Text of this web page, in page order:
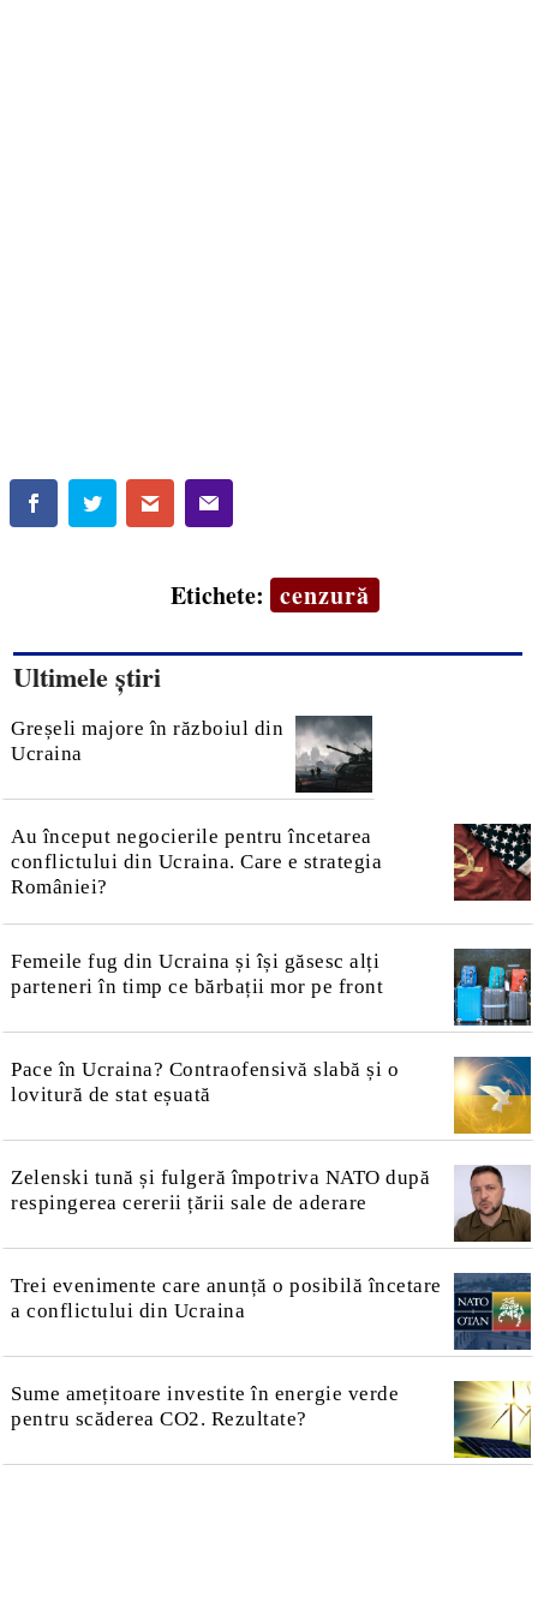
Etichete: cenzură
Ultimele știri
Greșeli majore în războiul din
Ucraina
Au început negocierile pentru încetarea
conflictului din Ucraina. Care e strategia
României?
Femeile fug din Ucraina și își găsesc alți
parteneri în timp ce bărbații mor pe front
Pace în Ucraina? Contraofensivă slabă și o
lovitură de stat eșuată
Zelenski tună și fulgeră împotriva NATO după
respingerea cererii țării sale de aderare
Trei evenimente care anunță o posibilă încetare
a conflictului din Ucraina
Sume amețitoare investite în energie verde
pentru scăderea CO2. Rezultate?